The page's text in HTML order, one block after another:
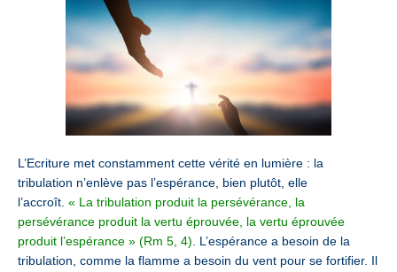
L’Ecriture met constamment cette vérité en lumière : la
tribulation n’enlève pas l’espérance, bien plutôt, elle
l’accroît. « La tribulation produit la persévérance, la
persévérance produit la vertu éprouvée, la vertu éprouvée
produit l’espérance » (Rm 5, 4) . L’espérance a besoin de la
tribulation, comme la flamme a besoin du vent pour se fortifier. Il